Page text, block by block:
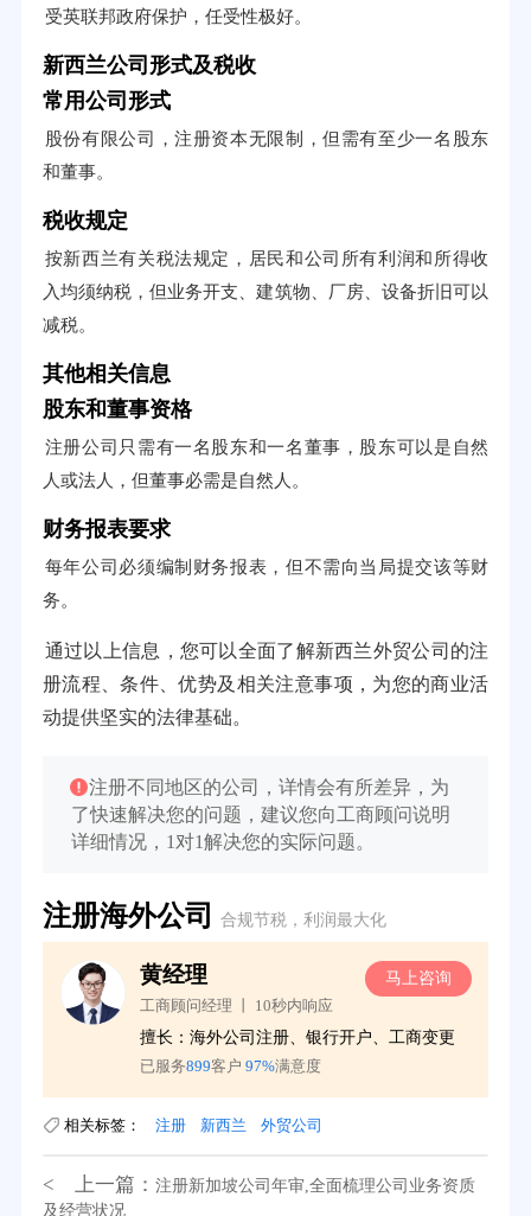
受英联邦政府保护，任受性极好。
新西兰公司形式及税收
常用公司形式
股份有限公司，注册资本无限制，但需有至少一名股东
和董事。
税收规定
按新西兰有关税法规定，居民和公司所有利润和所得收
入均须纳税，但业务开支、建筑物、厂房、设备折旧可以
减税。
其他相关信息
股东和董事资格
注册公司只需有一名股东和一名董事，股东可以是自然
人或法人，但董事必需是自然人。
财务报表要求
每年公司必须编制财务报表，但不需向当局提交该等财
务。
通过以上信息，您可以全面了解新西兰外贸公司的注
册流程、条件、优势及相关注意事项，为您的商业活
动提供坚实的法律基础。
注册不同地区的公司，详情会有所差异，为
了快速解决您的问题，建议您向工商顾问说明
详细情况，1对1解决您的实际问题。
注册海外公司 合规节税，利润最大化
黄经理
工商顾问经理 丨 10秒内响应
擅长：海外公司注册、银行开户、工商变更
已服务899客户 97%满意度
马上咨询
相关标签： 注册 新西兰 外贸公司
< 上一篇： 注册新加坡公司年审,全面梳理公司业务资质
及经营状况